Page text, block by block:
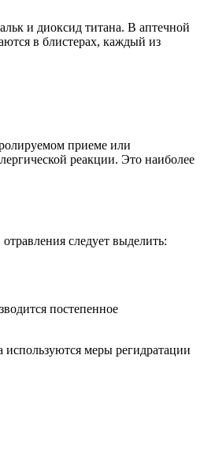
и диоксид титана. В аптечной
в блистерах, каждый из
приеме или
реакции. Это наиболее
следует выделить:
постепенное
используются меры регидратации